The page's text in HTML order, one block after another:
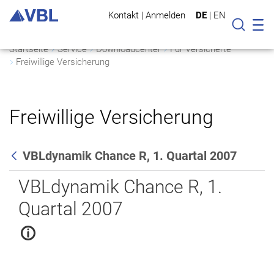
Kontakt | Anmelden DE | EN
Suche
Startseite Service Downloadcenter
Für Versicherte
Freiwillige Versicherung
Freiwillige Versicherung
Zurück
VBLdynamik Chance R, 1. Quartal 2007
VBLdynamik Chance R, 1.
Quartal 2007